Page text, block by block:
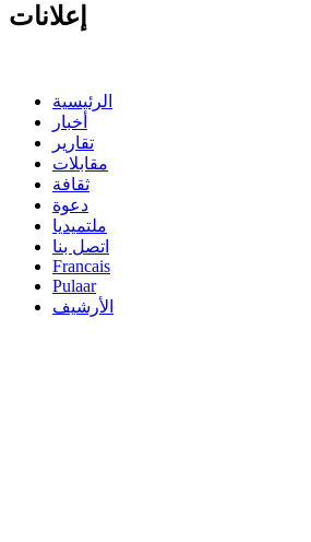
إعلانات
الرئيسية
أخبار
تقارير
مقابلات
ثقافة
دعوة
ملتميديا
اتصل بنا
Francais
Pulaar
الأرشيف